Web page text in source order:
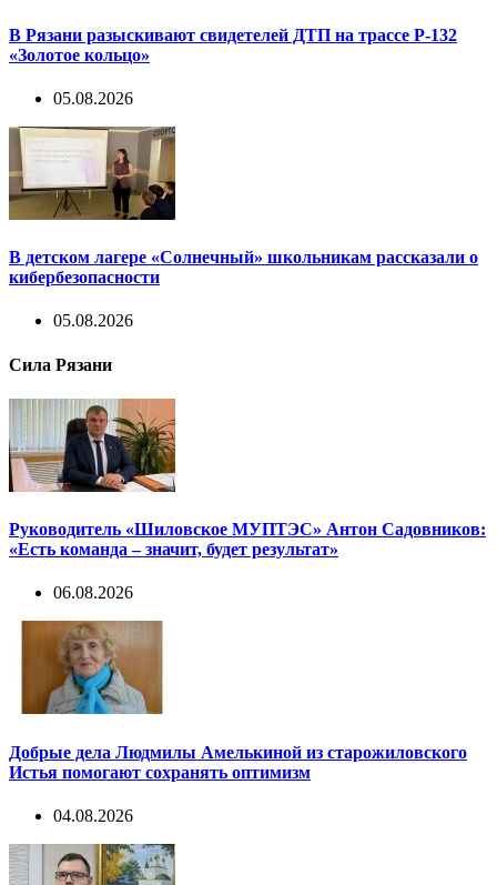
В Рязани разыскивают свидетелей ДТП на трассе Р-132
«Золотое кольцо»
05.08.2026
В детском лагере «Солнечный» школьникам рассказали о
кибербезопасности
05.08.2026
Сила Рязани
Руководитель «Шиловское МУПТЭС» Антон Садовников:
«Есть команда – значит, будет результат»
06.08.2026
Добрые дела Людмилы Амелькиной из старожиловского
Истья помогают сохранять оптимизм
04.08.2026